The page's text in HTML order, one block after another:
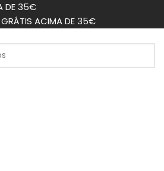
DE 35€
GRÁTIS ACIMA DE 35€